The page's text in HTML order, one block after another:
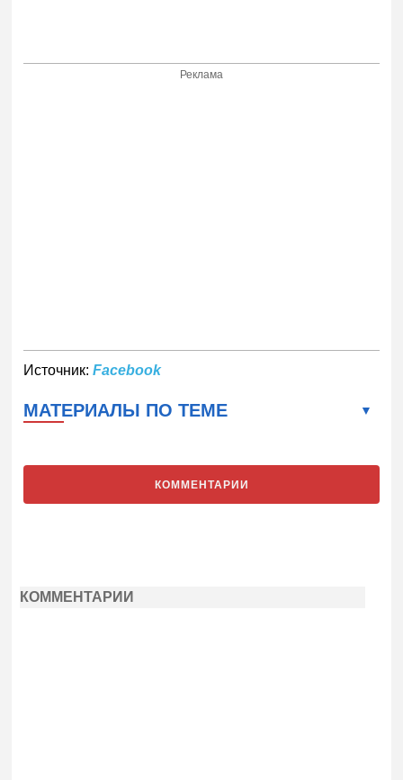
Реклама
Источник:Facebook
МАТЕРИАЛЫ ПО ТЕМЕ
КОММЕНТАРИИ
КОММЕНТАРИИ